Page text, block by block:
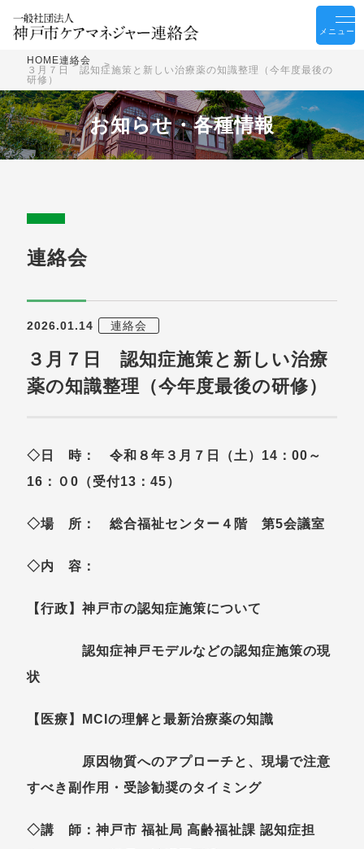
メニュー
HOME連絡会
３月７日 認知症施策と新しい治療薬の知識整理（今年度最後の
研修）
お知らせ・各種情報
連絡会
2026.01.14 連絡会
３月７日 認知症施策と新しい治療
薬の知識整理（今年度最後の研修）
◇日 時： 令和８年３月７日（土）14：00～
16：０0（受付13：45）
◇場 所： 総合福祉センター４階 第5会議室
◇内 容：
【行政】神戸市の認知症施策について
認知症神戸モデルなどの認知症施策の現
状
【医療】MCIの理解と最新治療薬の知識
原因物質へのアプローチと、現場で注意
すべき副作用・受診勧奨のタイミング
◇講 師：神戸市 福祉局 高齢福祉課 認知症担